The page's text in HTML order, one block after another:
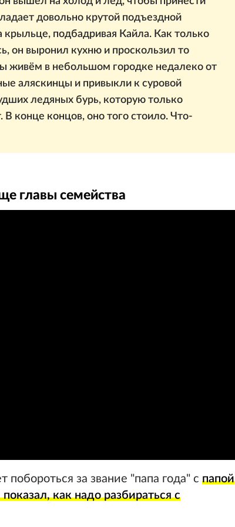
довольно крутой подъездной
подбадривая Кайла. Как только
он выронил кухню и проскользил то
живём в небольшом городке недалеко от
аляскинцы и привыкли к суровой
ледяных бурь, которую только
конце концов, оно того стоило. Что-
главы семейства
за звание "папа года" с папой
как надо разбираться с